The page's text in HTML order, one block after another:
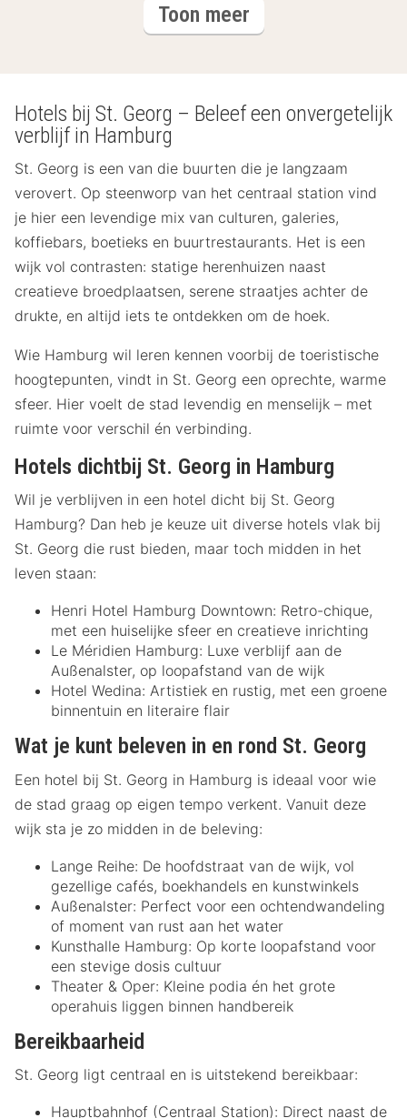
Toon meerhotels
Hotels bij St. Georg – Beleef een onvergetelijk
verblijf in Hamburg
St. Georg is een van die buurten die je langzaam
verovert. Op steenworp van het centraal station vind
je hier een levendige mix van culturen, galeries,
koffiebars, boetieks en buurtrestaurants. Het is een
wijk vol contrasten: statige herenhuizen naast
creatieve broedplaatsen, serene straatjes achter de
drukte, en altijd iets te ontdekken om de hoek.
Wie Hamburg wil leren kennen voorbij de toeristische
hoogtepunten, vindt in St. Georg een oprechte, warme
sfeer. Hier voelt de stad levendig en menselijk – met
ruimte voor verschil én verbinding.
Hotels dichtbij St. Georg in Hamburg
Wil je verblijven in een hotel dicht bij St. Georg
Hamburg? Dan heb je keuze uit diverse hotels vlak bij
St. Georg die rust bieden, maar toch midden in het
leven staan:
Henri Hotel Hamburg Downtown: Retro-chique,
met een huiselijke sfeer en creatieve inrichting
Le Méridien Hamburg: Luxe verblijf aan de
Außenalster, op loopafstand van de wijk
Hotel Wedina: Artistiek en rustig, met een groene
binnentuin en literaire flair
Wat je kunt beleven in en rond St. Georg
Een hotel bij St. Georg in Hamburg is ideaal voor wie
de stad graag op eigen tempo verkent. Vanuit deze
wijk sta je zo midden in de beleving:
Lange Reihe: De hoofdstraat van de wijk, vol
gezellige cafés, boekhandels en kunstwinkels
Außenalster: Perfect voor een ochtendwandeling
of moment van rust aan het water
Kunsthalle Hamburg: Op korte loopafstand voor
een stevige dosis cultuur
Theater & Oper: Kleine podia én het grote
operahuis liggen binnen handbereik
Bereikbaarheid
St. Georg ligt centraal en is uitstekend bereikbaar:
Hauptbahnhof (Centraal Station): Direct naast de